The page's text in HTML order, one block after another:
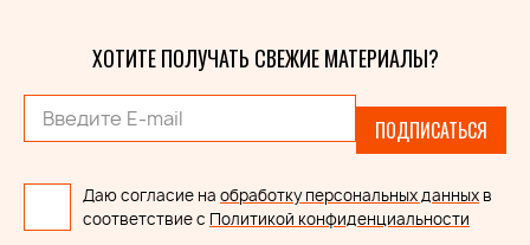
ХОТИТЕ ПОЛУЧАТЬ СВЕЖИЕ МАТЕРИАЛЫ?
ПОДПИСАТЬСЯ
Даю согласие на обработку персональных данных в
соответствие с Политикой конфиденциальности